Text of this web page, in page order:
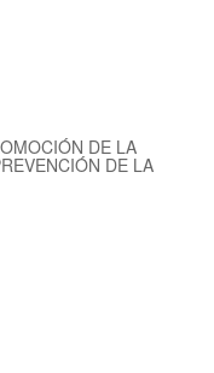
DE LA
DE LA